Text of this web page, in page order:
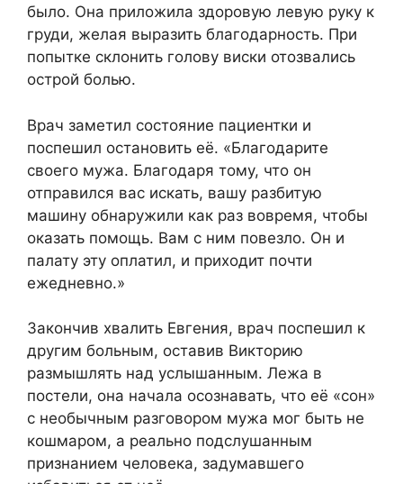
было. Она приложила здоровую левую руку к
груди, желая выразить благодарность. При
попытке склонить голову виски отозвались
острой болью.
Врач заметил состояние пациентки и
поспешил остановить её. «Благодарите
своего мужа. Благодаря тому, что он
отправился вас искать, вашу разбитую
машину обнаружили как раз вовремя, чтобы
оказать помощь. Вам с ним повезло. Он и
палату эту оплатил, и приходит почти
ежедневно.»
Закончив хвалить Евгения, врач поспешил к
другим больным, оставив Викторию
размышлять над услышанным. Лежа в
постели, она начала осознавать, что её «сон»
с необычным разговором мужа мог быть не
кошмаром, а реально подслушанным
признанием человека, задумавшего